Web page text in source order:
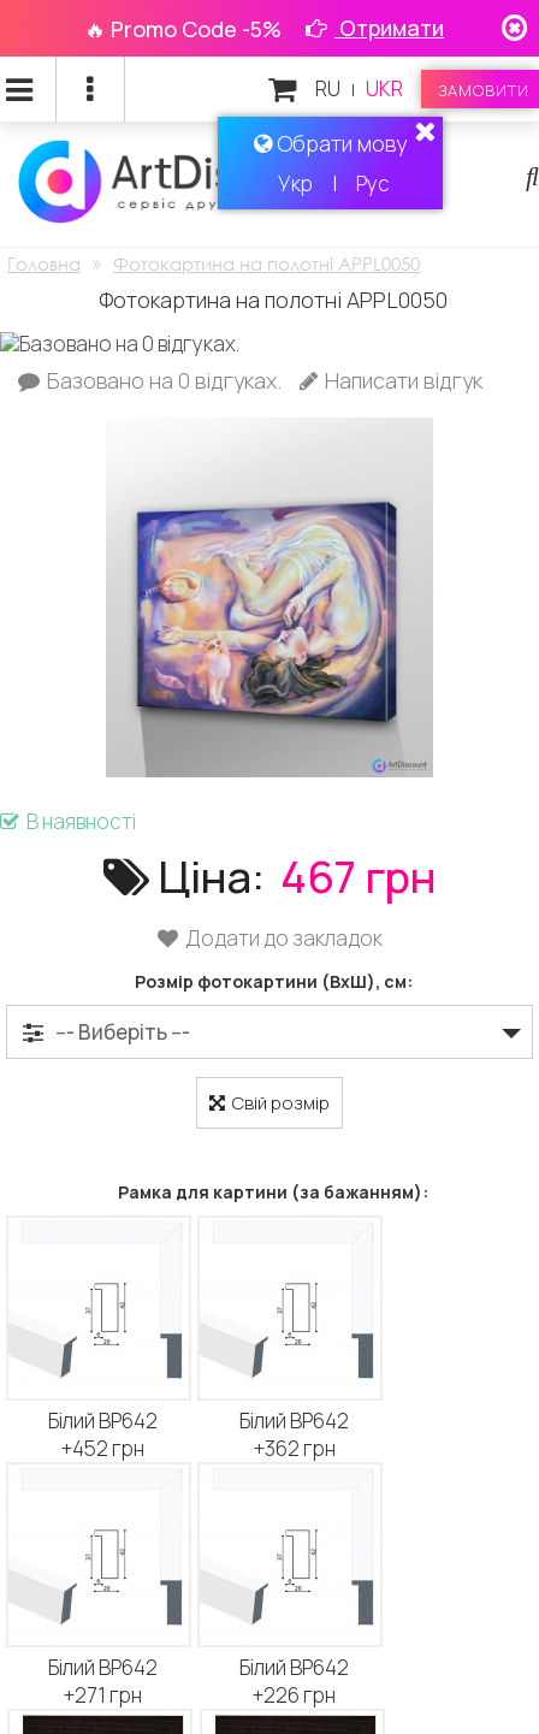
🔥 Promo Code -5% Отримати
Обрати мову
Укр | Рус
ЗАМОВИТИ
RU | UKR
Головна » Фотокартина на полотні APPL0050
Фотокартина на полотні APPL0050
Базовано на 0 відгуках. Написати відгук
В наявності
Ціна: 467 грн
Додати до закладок
Розмір фотокартини (ВхШ), см:
Свій розмір
Рамка для картини (за бажанням):
Білий BP642
+452 грн
Білий BP642
+362 грн
Білий BP642
+271 грн
Білий BP642
+226 грн